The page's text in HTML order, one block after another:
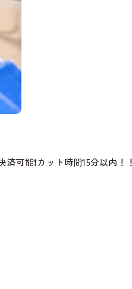
可能❗️カット時間15分以内！！